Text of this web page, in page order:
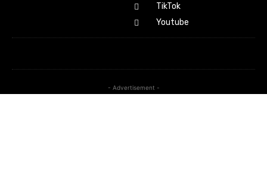
TikTok
Youtube
- Advertisement -